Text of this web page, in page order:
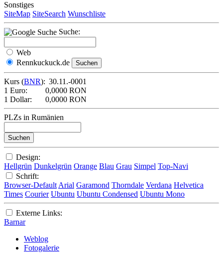
Sonstiges
SiteMap SiteSearch Wunschliste
Suche:
Web
Rennkuckuck.de
Kurs (BNR): 30.11.-0001
1 Euro:
0,0000 RON
1 Dollar:
0,0000 RON
PLZs in Rumänien
Design:
Hellgrün Dunkelgrün Orange Blau Grau Simpel Top-Navi
Schrift:
Browser-Default Arial Garamond Thorndale Verdana Helvetica
Times Courier Ubuntu Ubuntu Condensed Ubuntu Mono
Externe Links:
Barnar
Weblog
Fotogalerie